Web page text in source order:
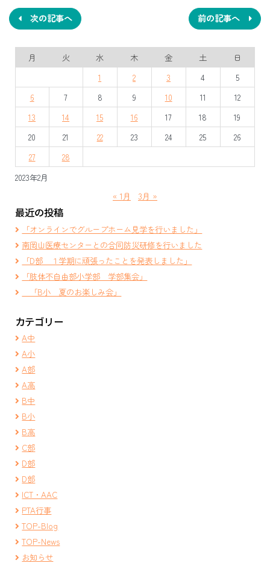
ナ
ビ
ゲ
ー
シ
ョ
ン
前の記事へ
次の記事へ
2023年2月
月 火 水 木 金 土
日
1
2 3 4
5
6
7 8 9 10 11
12
13
14 15 16 17 18
19
20
21 22 23 24 25
26
27
28
« 1月 3月 »
最近の投稿
「オンラインでグループホーム見学を行いました」
南岡山医療センターとの合同防災研修を行いました
「D部 １学期に頑張ったことを発表しました」
「肢体不自由部小学部 学部集会」
「B小 夏のお楽しみ会」
カテゴリー
A中
A小
A部
A高
B中
B小
B高
C部
D部
D部
ICT・AAC
PTA行事
TOP-Blog
TOP-News
お知らせ